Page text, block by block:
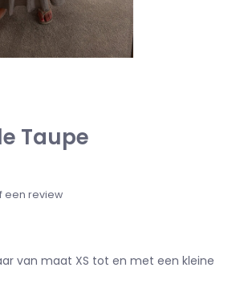
Taupe
een review
van maat XS tot en met een kleine